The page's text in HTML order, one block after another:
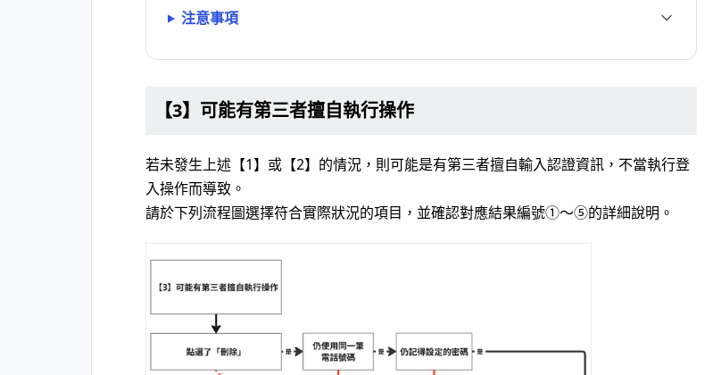
注意事項
【3】可能有第三者擅自執行操作
若未發生上述【1】或【2】的情況，則可能是有第三者擅自輸入認證資訊，不當執行登
入操作而導致。
請於下列流程圖選擇符合實際狀況的項目，並確認對應結果編號①〜⑤的詳細說明。